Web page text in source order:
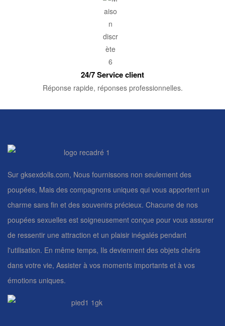
24/7 Service client
Réponse rapide, réponses professionnelles.
Sur gksexdolls.com, Nous fournissons non seulement des
poupées, Mais des compagnons uniques qui vous apportent un
charme sans fin et des souvenirs précieux. Chacune de nos
poupées sexuelles est soigneusement conçue pour vous assurer
de ressentir une attraction et un plaisir inégalés pendant
l'utilisation. En même temps, Ils deviennent des objets chéris
dans votre vie, Assister à vos moments importants et à vos
émotions uniques.